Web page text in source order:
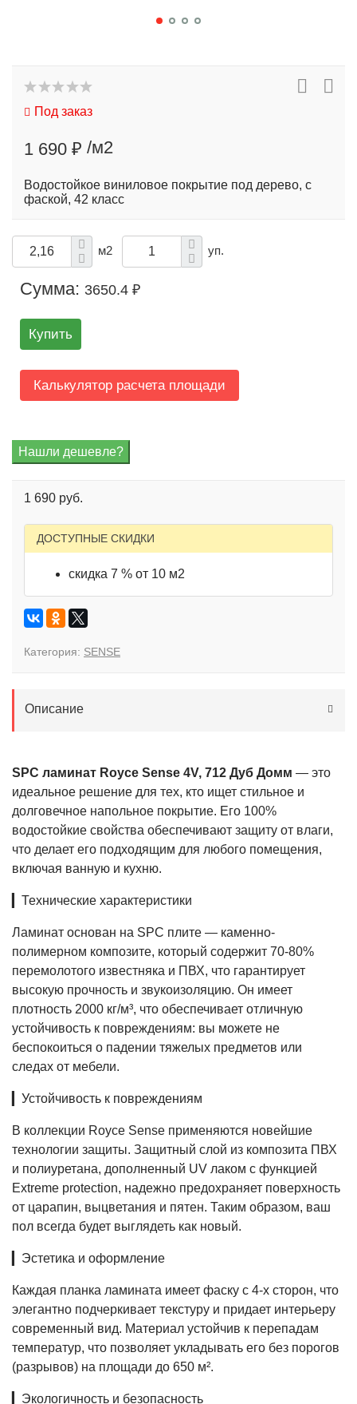
Под заказ
1 690 ₽ /м2
Водостойкое виниловое покрытие под дерево, с
фаской, 42 класс
м2 уп.
Сумма: 3650.4 ₽
Купить
Калькулятор расчета площади
1 690 руб.
ДОСТУПНЫЕ СКИДКИ
скидка 7 % от 10 м2
Категория: SENSE
Описание
SPC ламинат Royce Sense 4V, 712 Дуб Домм — это
идеальное решение для тех, кто ищет стильное и
долговечное напольное покрытие. Его 100%
водостойкие свойства обеспечивают защиту от влаги,
что делает его подходящим для любого помещения,
включая ванную и кухню.
▎Технические характеристики
Ламинат основан на SPC плите — каменно-
полимерном композите, который содержит 70-80%
перемолотого известняка и ПВХ, что гарантирует
высокую прочность и звукоизоляцию. Он имеет
плотность 2000 кг/м³, что обеспечивает отличную
устойчивость к повреждениям: вы можете не
беспокоиться о падении тяжелых предметов или
следах от мебели.
▎Устойчивость к повреждениям
В коллекции Royce Sense применяются новейшие
технологии защиты. Защитный слой из композита ПВХ
и полиуретана, дополненный UV лаком с функцией
Extreme protection, надежно предохраняет поверхность
от царапин, выцветания и пятен. Таким образом, ваш
пол всегда будет выглядеть как новый.
▎Эстетика и оформление
Каждая планка ламината имеет фаску с 4-х сторон, что
элегантно подчеркивает текстуру и придает интерьеру
современный вид. Материал устойчив к перепадам
температур, что позволяет укладывать его без порогов
(разрывов) на площади до 650 м².
▎Экологичность и безопасность